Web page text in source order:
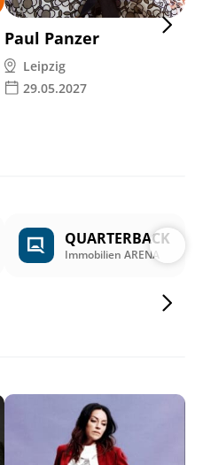
Paul Panzer
Leipzig
29.05.2027
QUARTERBACK
Immobilien ARENA